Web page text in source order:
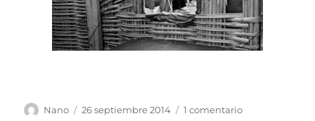
Autor
Nano
Publicado
26 septiembre 2014 1 comentarioen